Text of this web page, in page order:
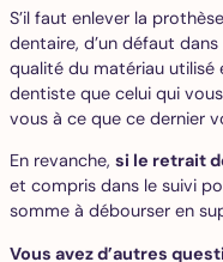
S’il faut enlever la
dentaire, d’un défaut
qualité du matériau utilisé
dentiste que celui qui
vous à ce que ce dernier
En revanche, si le retrait
et compris dans le suivi
somme à débourser en
Vous avez d’autres